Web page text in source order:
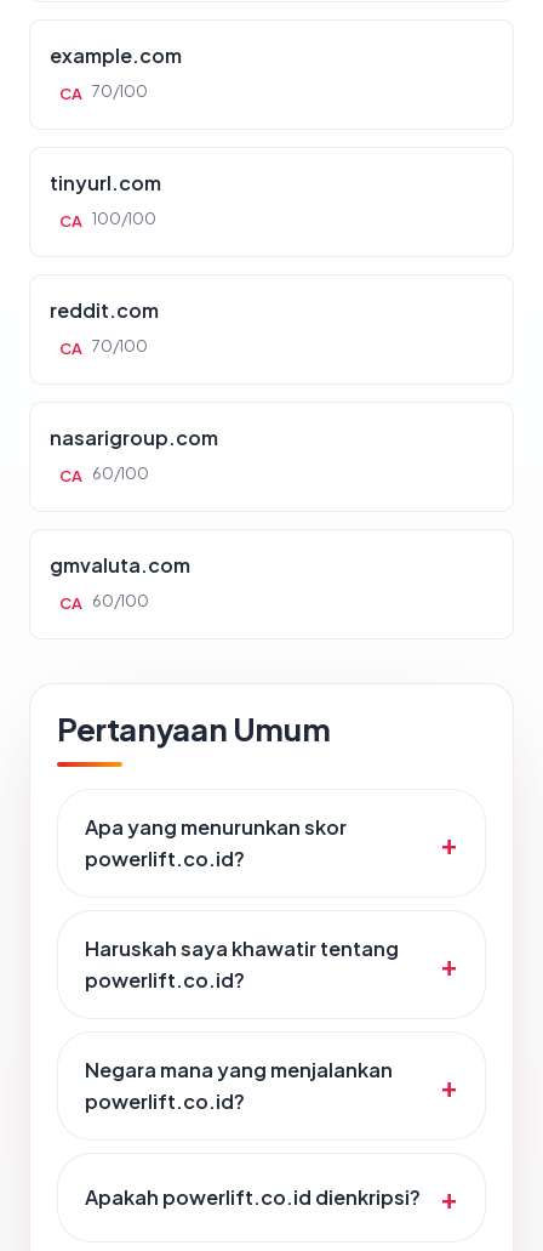
example.com
CA 70/100
tinyurl.com
CA 100/100
reddit.com
CA 70/100
nasarigroup.com
CA 60/100
gmvaluta.com
CA 60/100
Pertanyaan Umum
Apa yang menurunkan skor
powerlift.co.id?
Haruskah saya khawatir tentang
powerlift.co.id?
Negara mana yang menjalankan
powerlift.co.id?
Apakah powerlift.co.id dienkripsi?